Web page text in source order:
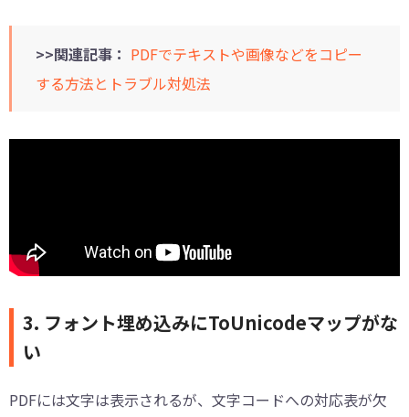
>>関連記事： PDFでテキストや画像などをコピー
する方法とトラブル対処法
3. フォント埋め込みにToUnicodeマップがな
い
PDFには文字は表示されるが、文字コードへの対応表が欠